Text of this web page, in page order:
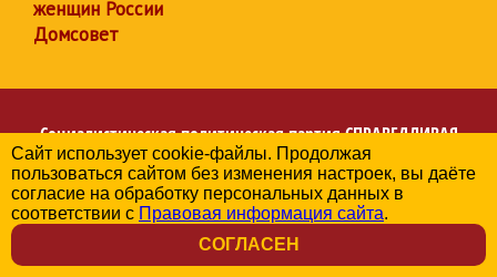
женщин России
Домсовет
Социалистическая политическая партияСПРАВЕДЛИВАЯ
РОССИЯ
Региональное отделение партии в Алтайском крае
© 2006-2026
Политика в отношении обработки персональных данных
Сайт использует cookie-файлы. Продолжая
пользоваться сайтом без изменения настроек, вы даёте
согласие на обработку персональных данных в
соответствии с Правовая информация сайта.
СОГЛАСЕН